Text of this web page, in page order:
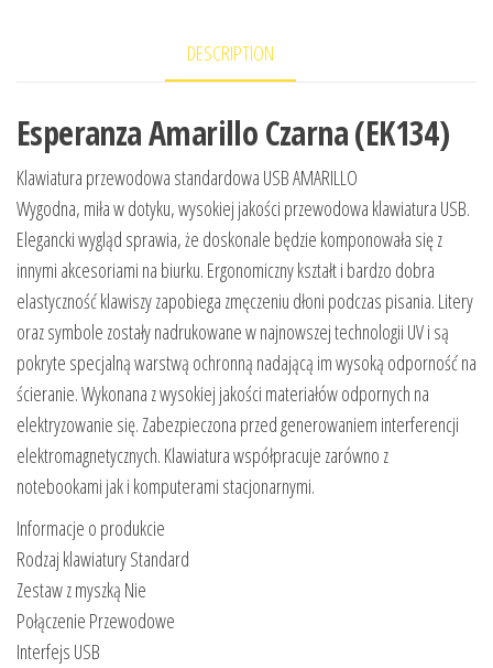
DESCRIPTION
Esperanza Amarillo Czarna (EK134)
Klawiatura przewodowa standardowa USB AMARILLO
Wygodna, miła w dotyku, wysokiej jakości przewodowa klawiatura USB.
Elegancki wygląd sprawia, że doskonale będzie komponowała się z
innymi akcesoriami na biurku. Ergonomiczny kształt i bardzo dobra
elastyczność klawiszy zapobiega zmęczeniu dłoni podczas pisania. Litery
oraz symbole zostały nadrukowane w najnowszej technologii UV i są
pokryte specjalną warstwą ochronną nadającą im wysoką odporność na
ścieranie. Wykonana z wysokiej jakości materiałów odpornych na
elektryzowanie się. Zabezpieczona przed generowaniem interferencji
elektromagnetycznych. Klawiatura współpracuje zarówno z
notebookami jak i komputerami stacjonarnymi.
Informacje o produkcie
Rodzaj klawiatury Standard
Zestaw z myszką Nie
Połączenie Przewodowe
Interfejs USB